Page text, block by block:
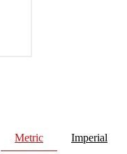
Metric Imperial